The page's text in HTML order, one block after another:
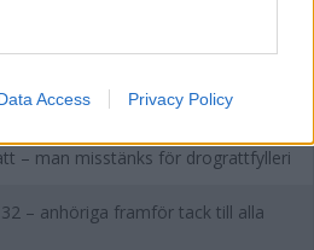
Access Privacy Policy
SKADAD – INLAGD PÅ IVA
tjuvar brutit sig in i parets bostad
– man misstänks för drograttfylleri
– anhöriga framför tack till alla